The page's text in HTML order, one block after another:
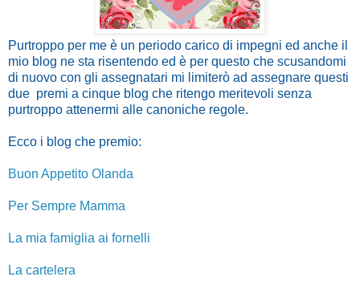
Purtroppo per me è un periodo carico di impegni ed anche il
mio blog ne sta risentendo ed è per questo che scusandomi
di nuovo con gli assegnatari mi limiterò ad assegnare questi
due premi a cinque blog che ritengo meritevoli senza
purtroppo attenermi alle canoniche regole.
Ecco i blog che premio:
Buon Appetito Olanda
Per Sempre Mamma
La mia famiglia ai fornelli
La cartelera